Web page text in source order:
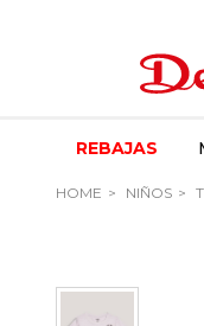
REBAJAS
HOME NIÑOS